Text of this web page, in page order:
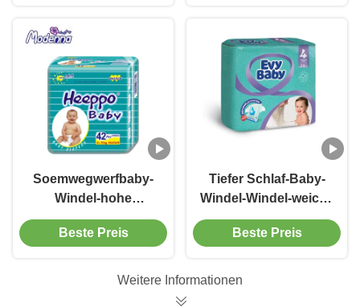
Soemwegwerfbaby-
Windel-hohe
Absorbierfähigkeits-
fertigte weiche Baby-
Beste Preis
Tiefer Schlaf-Baby-
Windel-Windel-weiche
bequeme Baby-
Wegwerfwindel
Beste Preis
Weitere Informationen